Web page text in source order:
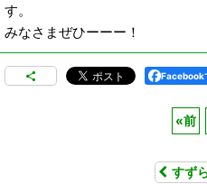
す。
みなさまぜひーーー！
Facebook
«前
すず